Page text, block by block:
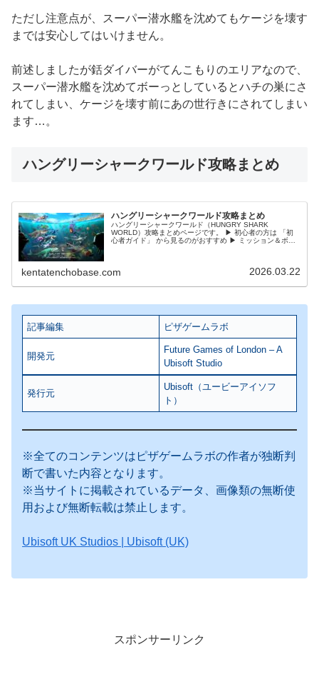
ただし注意点が、スーパー潜水艦を沈めてもケージを壊す
までは安心してはいけません。
前述しましたが銛ダイバーがてんこもりのエリアなので、
スーパー潜水艦を沈めてボーっとしているとハチの巣にさ
れてしまい、ケージを壊す前にあの世行きにされてしまい
ます…。
ハングリーシャークワールド攻略まとめ
ハングリーシャークワールド攻略まとめ
ハングリーシャークワールド（HUNGRY SHARK
WORLD）攻略まとめページです。 ▶ 初心者の方は 「初
心者ガイド」 から見るのがおすすめ ▶ ミッション＆ボス
kentatenchobase.com 2026.03.22
記事編集 ピザゲームラボ
開発元
Future Games of London – A
Ubisoft Studio
発行元
Ubisoft（ユービーアイソフ
ト）
※全てのコンテンツはピザゲームラボの作者が独断判
断で書いた内容となります。
※当サイトに掲載されているデータ、画像類の無断使
用および無断転載は禁止します。
Ubisoft UK Studios | Ubisoft (UK)
スポンサーリンク